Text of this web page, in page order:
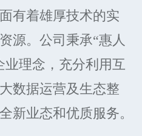
有着雄厚技术的实
源。公司秉承“惠人
业理念，充分利用互
数据运营及生态整
新业态和优质服务。